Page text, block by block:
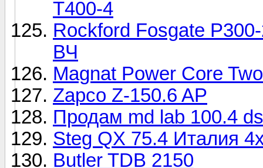
T400-4
Rockford Fosgate
ВЧ
Magnat Power Core Two
Zapco Z-150.6 AP
Продам md lab 100.4
Steg QX 75.4 Италия
Butler TDB 2150